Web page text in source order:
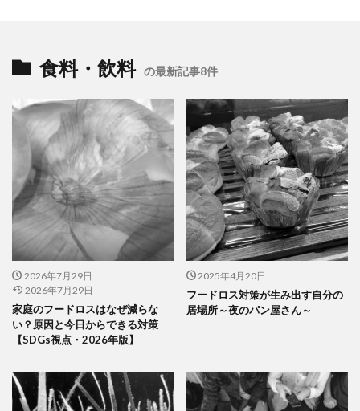
食料・飲料 の最新記事8件
2026年7月29日
2026年7月29日
家庭のフードロスはなぜ減らな
い？原因と今日からできる対策
【SDGs視点・2026年版】
2025年4月20日
フードロス対策が生み出す自分の
居場所～夜のパン屋さん～